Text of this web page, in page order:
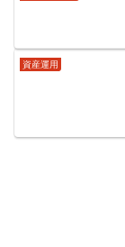
資産運用